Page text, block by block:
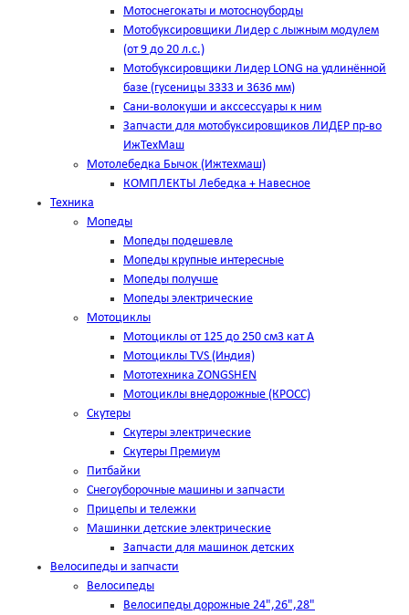
Мотоснегокаты и мотосноуборды
Мотобуксировщики Лидер с лыжным модулем
(от 9 до 20 л.с.)
Мотобуксировщики Лидер LONG на удлинённой
базе (гусеницы 3333 и 3636 мм)
Сани-волокуши и акссессуары к ним
Запчасти для мотобуксировщиков ЛИДЕР пр-во
ИжТехМаш
Мотолебедка Бычок (Ижтехмаш)
КОМПЛЕКТЫ Лебедка + Навесное
Техника
Мопеды
Мопеды подешевле
Мопеды крупные интересные
Мопеды получше
Мопеды электрические
Мотоциклы
Мотоциклы от 125 до 250 см3 кат А
Мотоциклы TVS (Индия)
Мототехника ZONGSHEN
Мотоциклы внедорожные (КРОСС)
Скутеры
Скутеры электрические
Скутеры Премиум
Питбайки
Снегоуборочные машины и запчасти
Прицепы и тележки
Машинки детские электрические
Запчасти для машинок детских
Велосипеды и запчасти
Велосипеды
Велосипеды дорожные 24",26",28"